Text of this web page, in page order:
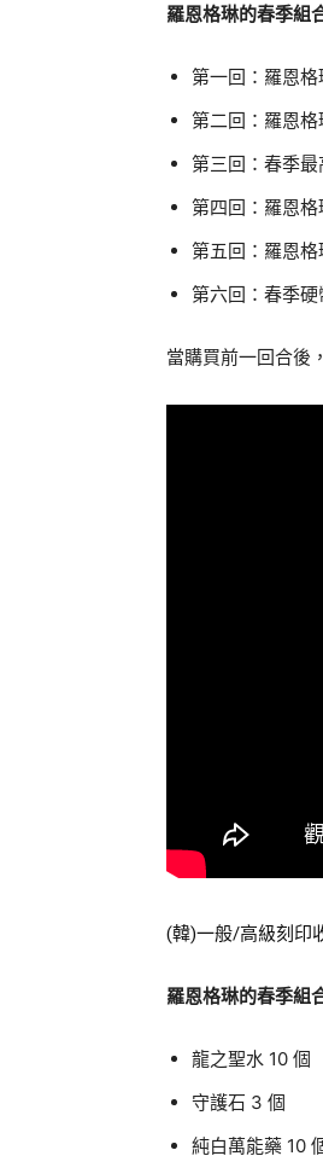
羅恩格琳的春季組
第一回：羅恩
第二回：羅恩
第三回：春季
第四回：羅恩
第五回：羅恩
第六回：春季硬
當購買前一回合後
(韓)一般/高級刻印
羅恩格琳的春季組
龍之聖水 10 個
守護石 3 個
純白萬能藥 10